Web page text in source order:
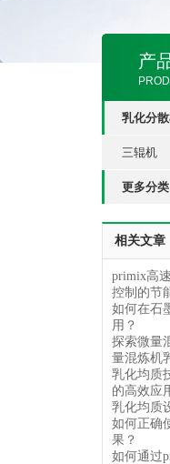
产
乳化分
三辊机
更多分类
相关文章
primix高
控制的节
如何在石
用？
探索微量
量混炼机
乳化均质
的高效应
乳化均质
如何正确
果？
如何通过